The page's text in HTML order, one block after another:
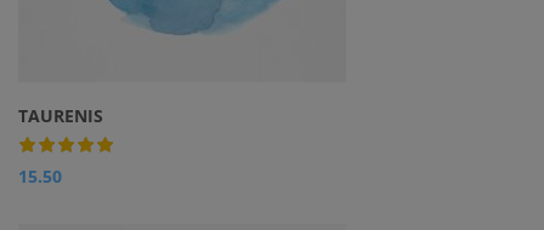
TAURENIS
15.50